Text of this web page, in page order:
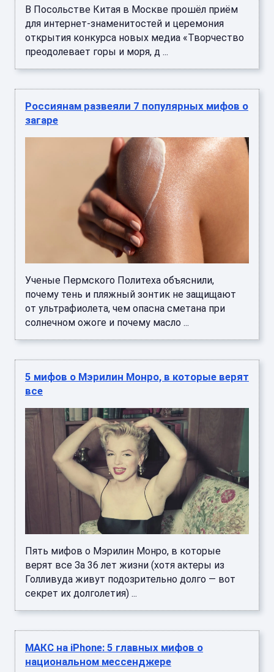
В Посольстве Китая в Москве прошёл приём
для интернет-знаменитостей и церемония
открытия конкурса новых медиа «Творчество
преодолевает горы и моря, д ...
Россиянам развеяли 7 популярных мифов о
загаре
Ученые Пермского Политеха объяснили,
почему тень и пляжный зонтик не защищают
от ультрафиолета, чем опасна сметана при
солнечном ожоге и почему масло ...
5 мифов о Мэрилин Монро, в которые верят
все
Пять мифов о Мэрилин Монро, в которые
верят все За 36 лет жизни (хотя актеры из
Голливуда живут подозрительно долго — вот
секрет их долголетия) ...
МАКС на iPhone: 5 главных мифов о
национальном мессенджере